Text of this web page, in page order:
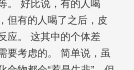
。 好比说，有的人喝
但有的人喝了之后，皮
应。 这其中的个体差
要考虑的。 简单说，虽